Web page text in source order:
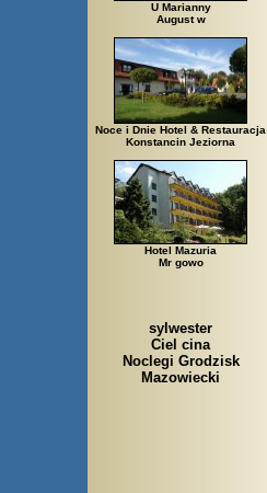
U Marianny
August w
Noce i Dnie Hotel & Restauracja
Konstancin Jeziorna
Hotel Mazuria
Mr gowo
sylwester
Ciel cina
Noclegi Grodzisk
Mazowiecki